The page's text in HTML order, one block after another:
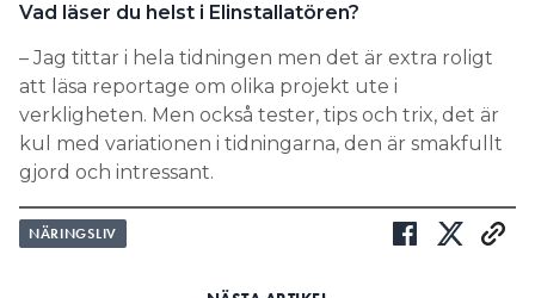
Vad läser du helst i Elinstallatören?
– Jag tittar i hela tidningen men det är extra roligt
att läsa reportage om olika projekt ute i
verkligheten. Men också tester, tips och trix, det är
kul med variationen i tidningarna, den är smakfullt
gjord och intressant.
NÄRINGSLIV